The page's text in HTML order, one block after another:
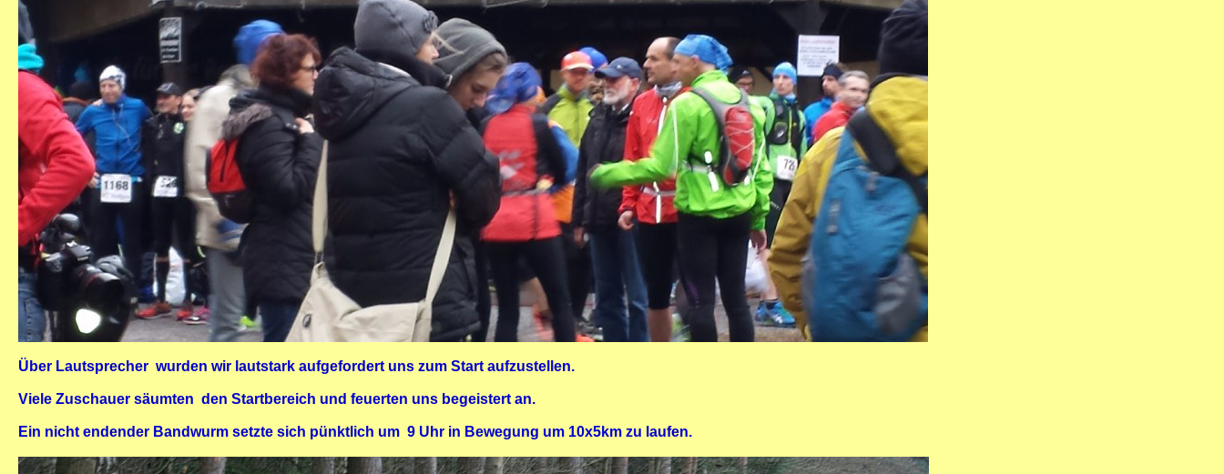
Über Lautsprecher wurden wir lautstark aufgefordert uns zum Start aufzustellen.
Viele Zuschauer säumten den Startbereich und feuerten uns begeistert an.
Ein nicht endender Bandwurm setzte sich pünktlich um 9 Uhr in Bewegung um 10x5km zu laufen.